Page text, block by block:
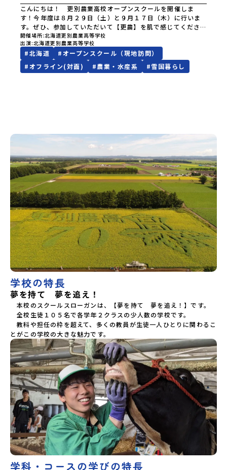
こんにちは！ 更別農業高校オープンスクールを開催しま
す！今年度は８月２９日（土）と９月１７日（木）に行いま
す。ぜひ、参加していただいて【更農】を肌で感じてくださ
い！詳しい資料は、資料請求のページをご覧頂くか、学校Ｈ
Ｐの「中学生の皆さんへ」のバナーをクリックしていただく
とオープンスクールの案内があります。申込は、学校までメ
ールかお電話していただいても構いません。よろしくお願い
いたします。
開催場所 北海道更別農業高等学校
出演 北海道更別農業高等学校
#北海道 #オープンスクール（現地訪問）
#オフライン(対面) #農業・水産系 #雪国暮らし
学校の特長
夢を持て 夢を追え！
本校のスクールスローガンは、【夢を持て　夢を追え！】です。
全校生徒１０５名で各学年２クラスの少人数の学校です。
教科や担任の枠を超えて、多くの教員が生徒一人ひとりに関わるこ
とがこの学校の大きな魅力です。
学科・コースの学びの特長